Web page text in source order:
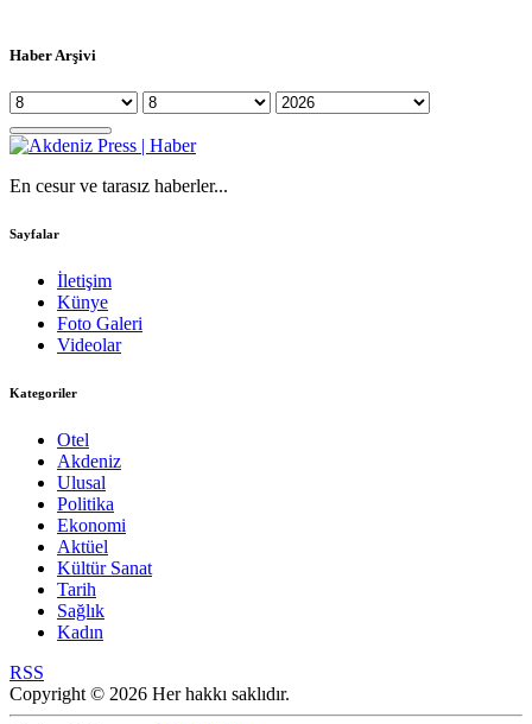
Haber Arşivi
En cesur ve tarasız haberler...
Sayfalar
İletişim
Künye
Foto Galeri
Videolar
Kategoriler
Otel
Akdeniz
Ulusal
Politika
Ekonomi
Aktüel
Kültür Sanat
Tarih
Sağlık
Kadın
RSS
Copyright © 2026 Her hakkı saklıdır.